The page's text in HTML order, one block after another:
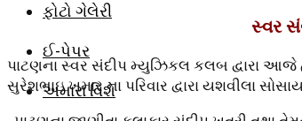
ફોટો ગેલેરી
ઈ-પેપર
અમારા વિશે
સ્વર
પાટણના સ્વર સંદીપ મ્યુઝિકલ કલબ દ્વારા આજે
સુરેશભાઇ ખમાર ના પરિવાર દ્વારા યશવીલા